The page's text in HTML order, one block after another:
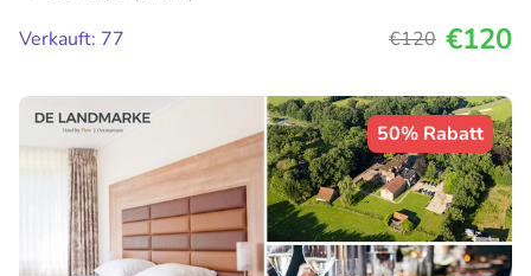
Verkauft: 77
€120 €120
50% Rabatt